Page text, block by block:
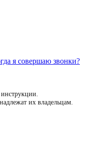
я совершаю звонки?
их владельцам.